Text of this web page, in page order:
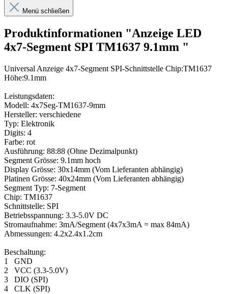
Menü schließen
Produktinformationen "Anzeige LED
4x7-Segment SPI TM1637 9.1mm "
Universal Anzeige 4x7-Segment SPI-Schnittstelle Chip:TM1637
Höhe:9.1mm
Leistungsdaten:
Modell: 4x7Seg-TM1637-9mm
Hersteller: verschiedene
Typ: Elektronik
Digits: 4
Farbe: rot
Ausführung: 88:88 (Ohne Dezimalpunkt)
Segment Grösse: 9.1mm hoch
Display Grösse: 30x14mm (Vom Lieferanten abhängig)
Platinen Grösse: 40x24mm (Vom Lieferanten abhängig)
Segment Typ: 7-Segment
Chip: TM1637
Schnittstelle: SPI
Betriebsspannung: 3.3-5.0V DC
Stromaufnahme: 3mA/Segment (4x7x3mA = max 84mA)
Abmessungen: 4.2x2.4x1.2cm
Beschaltung:
1 GND
2 VCC (3.3-5.0V)
3 DIO (SPI)
4 CLK (SPI)